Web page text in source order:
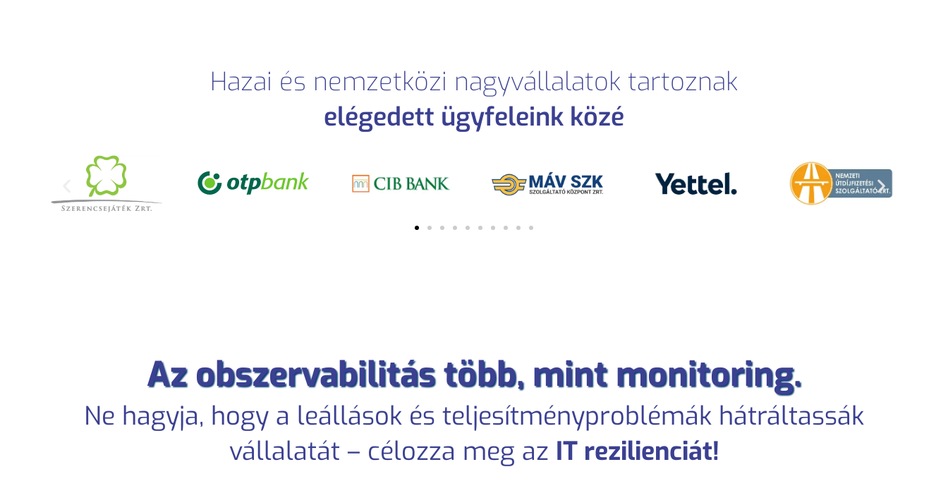
Hazai és nemzetközi nagyvállalatok tartoznak
elégedett ügyfeleink közé
Az obszervabilitás több, mint monitoring.
Ne hagyja, hogy a leállások és teljesítményproblémák hátráltassák
vállalatát – célozza meg az IT rezilienciát!